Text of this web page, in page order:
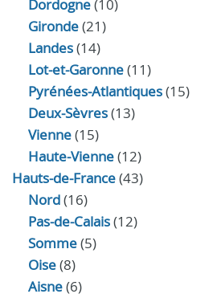
Dordogne(10)
Gironde(21)
Landes(14)
Lot-et-Garonne(11)
Pyrénées-Atlantiques(15)
Deux-Sèvres(13)
Vienne(15)
Haute-Vienne(12)
Hauts-de-France(43)
Nord(16)
Pas-de-Calais(12)
Somme(5)
Oise(8)
Aisne(6)